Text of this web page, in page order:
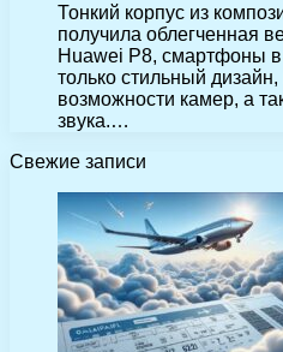
Тонкий корпус из
получила облегченная
Huawei P8, смартфоны в
только стильный
возможности камер, а
звука.…
Свежие записи